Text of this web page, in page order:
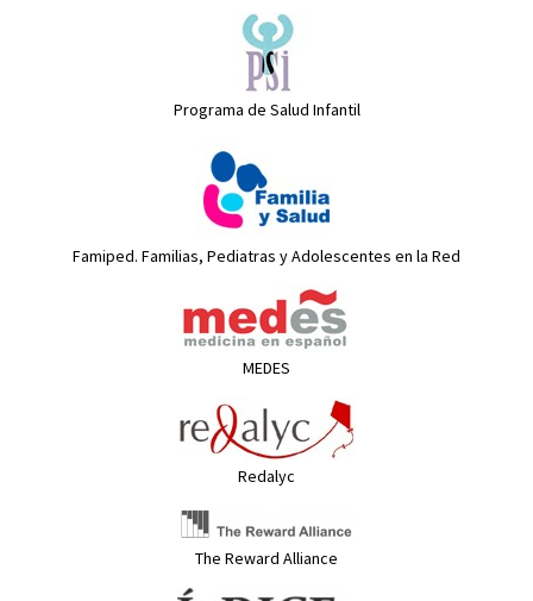
Programa de Salud Infantil
Famiped. Familias, Pediatras y Adolescentes en la Red
MEDES
Redalyc
The Reward Alliance